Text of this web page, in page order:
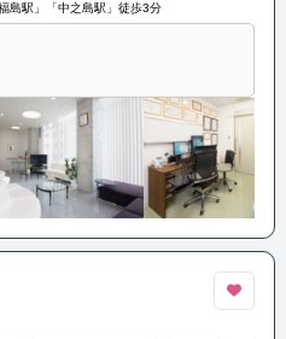
島駅」「中之島駅」徒歩3分